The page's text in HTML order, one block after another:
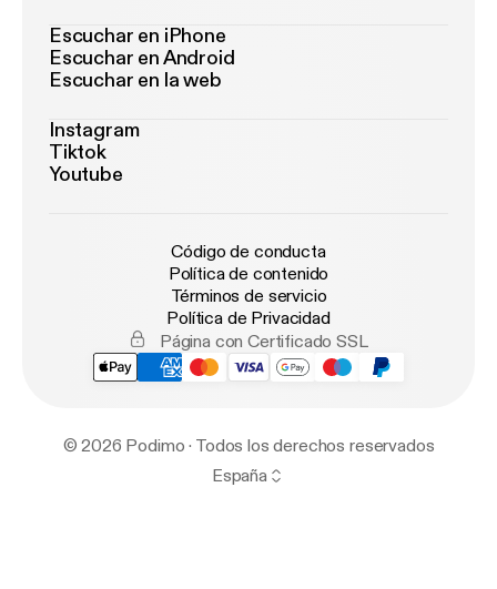
Escuchar en iPhone
Escuchar en Android
Escuchar en la web
Instagram
Tiktok
Youtube
Código de conducta
Política de contenido
Términos de servicio
Política de Privacidad
Página con Certificado SSL
© 2026 Podimo · Todos los derechos reservados
España